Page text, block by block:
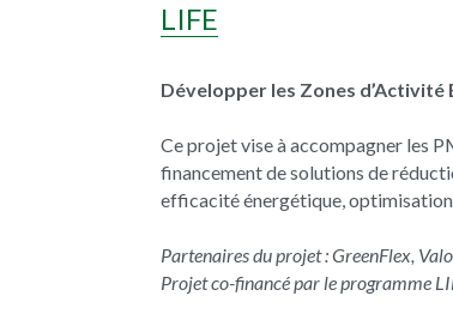
LIFE
Développer les Zones
Ce projet vise à accompagner les
financement de solutions de
efficacité énergétique,
Partenaires du projet : GreenFlex,
Projet co-financé par le programme